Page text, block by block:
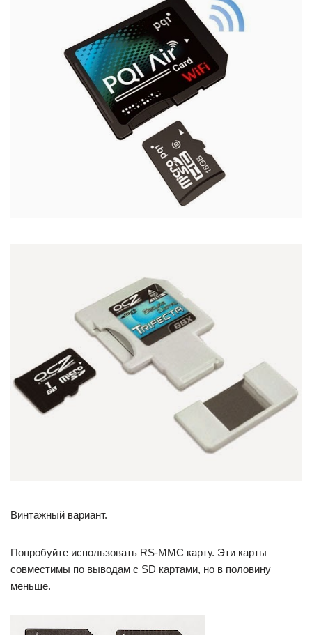
Винтажный вариант.
Попробуйте использовать RS-MMC карту. Эти карты
совместимы по выводам с SD картами, но в половину
меньше.